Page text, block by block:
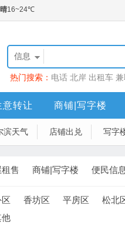
信息
热门搜索： 电话 北岸 出租车
意转让 商铺|写字楼
滨天气 店铺出兑 写字
售 商铺|写字楼 便民信息
香坊区 平房区 松北
他